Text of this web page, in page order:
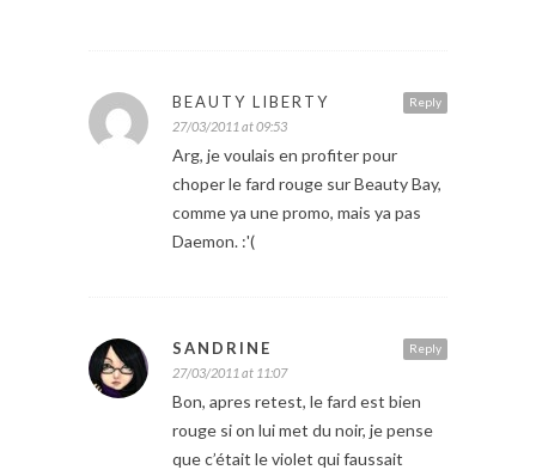
Reply
BEAUTY LIBERTY
27/03/2011 at 09:53
Arg, je voulais en profiter pour
choper le fard rouge sur Beauty Bay,
comme ya une promo, mais ya pas
Daemon. :'(
Reply
SANDRINE
27/03/2011 at 11:07
Bon, apres retest, le fard est bien
rouge si on lui met du noir, je pense
que c’était le violet qui faussait